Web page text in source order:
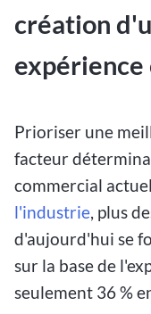
création
Prioriser une
facteur
commercial
l'industrie , plus
d'aujourd'hui se
sur la base de
seulement 36 %